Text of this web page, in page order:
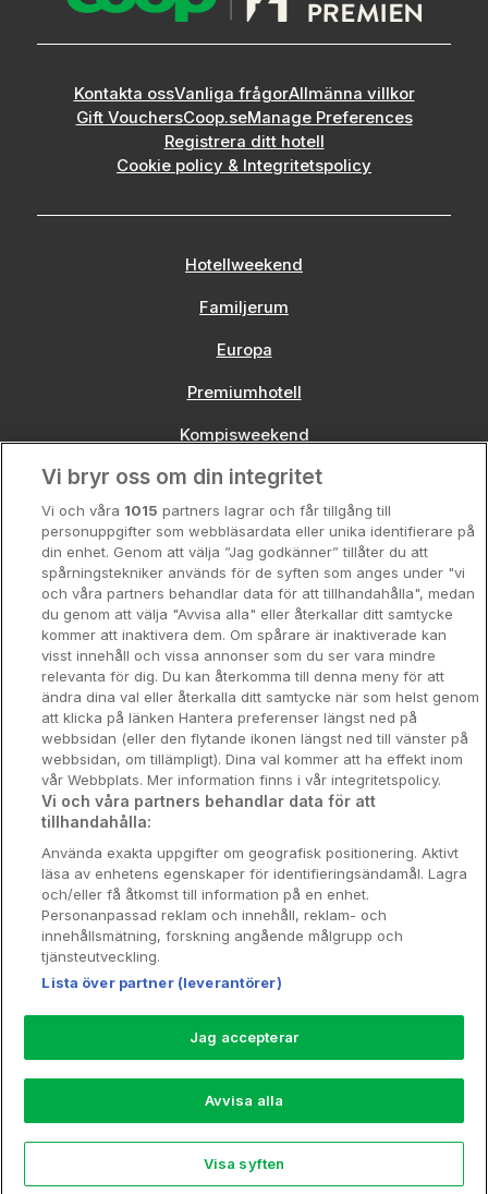
Kontakta ossVanliga frågorAllmänna villkor
Gift VouchersCoop.seManage Preferences
Registrera ditt hotell
Cookie policy & Integritetspolicy
Hotellweekend
Familjerum
Europa
Premiumhotell
Kompisweekend
Storstadsweekend
Hotellrum under 995 kr
Spahotell
Sydsverige
Om Hotellpremien
Nya hotell
Stadsweekend
Booking Enquiries:
Hotellsupport:scandinavian@digibreaks.com
Hotellpremien.se av en del av Coop
Sverige. Coop Sverige 171 88 Solna,
Telefon: 010-742 00 00, Org.nr: 556710-
Läs mer om Coops Partnererbjudande:
www.coop.se/medlem/partnererbjudande
Explore Rea My Trips Profile
Vi bryr oss om din integritet
Vi och våra 1015 partners lagrar och får tillgång till
personuppgifter som webbläsardata eller unika identifierare på
din enhet. Genom att välja ”Jag godkänner” tillåter du att
spårningstekniker används för de syften som anges under "vi
och våra partners behandlar data för att tillhandahålla", medan
du genom att välja "Avvisa alla" eller återkallar ditt samtycke
kommer att inaktivera dem. Om spårare är inaktiverade kan
visst innehåll och vissa annonser som du ser vara mindre
relevanta för dig. Du kan återkomma till denna meny för att
ändra dina val eller återkalla ditt samtycke när som helst genom
att klicka på länken Hantera preferenser längst ned på
webbsidan (eller den flytande ikonen längst ned till vänster på
webbsidan, om tillämpligt). Dina val kommer att ha effekt inom
vår Webbplats. Mer information finns i vår integritetspolicy.
Vi och våra partners behandlar data för att
tillhandahålla:
Använda exakta uppgifter om geografisk positionering. Aktivt
läsa av enhetens egenskaper för identifieringsändamål. Lagra
och/eller få åtkomst till information på en enhet.
Personanpassad reklam och innehåll, reklam- och
innehållsmätning, forskning angående målgrupp och
tjänsteutveckling.
Lista över partner (leverantörer)
Jag accepterar
Avvisa alla
Visa syften